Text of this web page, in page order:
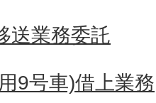
送業務委託
9号車)借上業務